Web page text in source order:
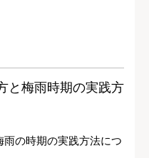
と梅雨時期の実践方
の時期の実践方法につ